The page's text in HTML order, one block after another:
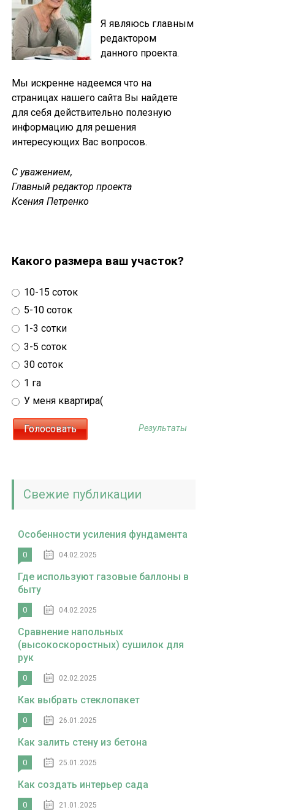
Я являюсь главным
редактором
данного проекта.
Мы искренне надеемся что на
страницах нашего сайта Вы найдете
для себя действительно полезную
информацию для решения
интересующих Вас вопросов.
С уважением,
Главный редактор проекта
Ксения Петренко
Какого размера ваш участок?
10-15 соток
5-10 соток
1-3 сотки
3-5 соток
30 соток
1 га
У меня квартира(
Результаты
Свежие публикации
Особенности усиления фундамента
0 04.02.2025
Где используют газовые баллоны в
быту
0 04.02.2025
Сравнение напольных
(высокоскоростных) сушилок для
рук
0 02.02.2025
Как выбрать стеклопакет
0 26.01.2025
Как залить стену из бетона
0 25.01.2025
Как создать интерьер сада
0 21.01.2025